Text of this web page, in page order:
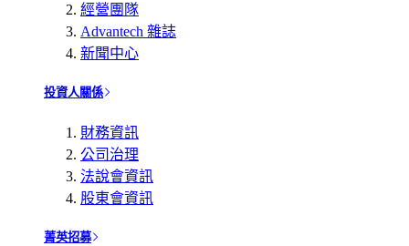
經營團隊
Advantech 雜誌
新聞中心
投資人關係
財務資訊
公司治理
法說會資訊
股東會資訊
菁英招募